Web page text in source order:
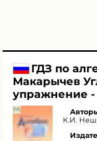
ГДЗ по
Макарычев
упражнение -
К.И.